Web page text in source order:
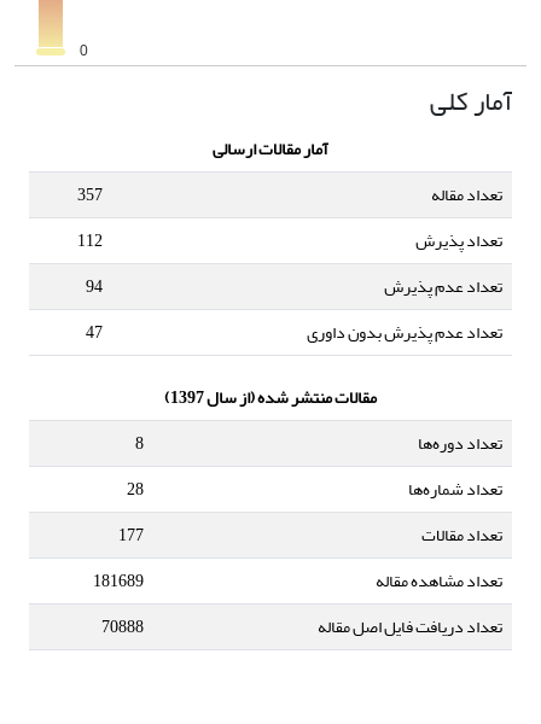
آمار کلی
آمار مقالات ارسالی
تعداد مقاله
357
تعداد پذیرش
112
تعداد عدم پذیرش
94
تعداد عدم پذیرش بدون داوری
47
مقالات منتشر شده (از سال 1397)
تعداد دوره‌ها
8
تعداد شماره‌ها
28
تعداد مقالات
177
تعداد مشاهده مقاله
181689
تعداد دریافت فایل اصل مقاله
70888